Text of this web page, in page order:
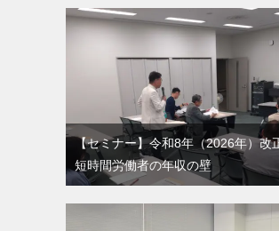
【セミナー】令和8年（2026年）改
短時間労働者の年収の壁